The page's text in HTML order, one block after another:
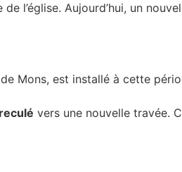
l’église. Aujourd’hui, un
de Mons, est installé à cette
reculé vers une nouvelle travée.